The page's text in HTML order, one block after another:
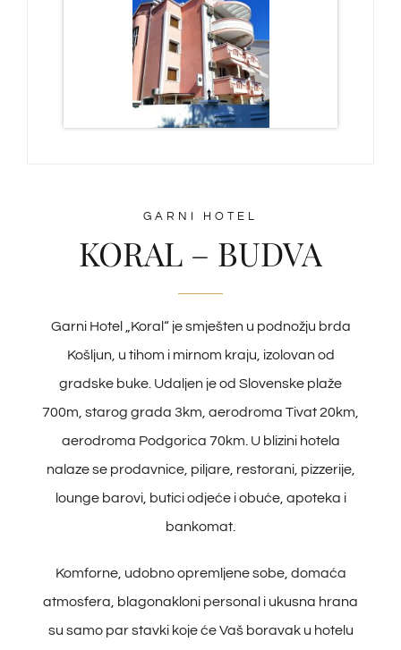
GARNI HOTEL
KORAL – BUDVA
Garni Hotel „Koral“ je smješten u podnožju brda
Košljun, u tihom i mirnom kraju, izolovan od
gradske buke. Udaljen je od Slovenske plaže
700m, starog grada 3km, aerodroma Tivat 20km,
aerodroma Podgorica 70km. U blizini hotela
nalaze se prodavnice, piljare, restorani, pizzerije,
lounge barovi, butici odjeće i obuće, apoteka i
bankomat.
Komforne, udobno opremljene sobe, domaća
atmosfera, blagonakloni personal i ukusna hrana
su samo par stavki koje će Vaš boravak u hotelu